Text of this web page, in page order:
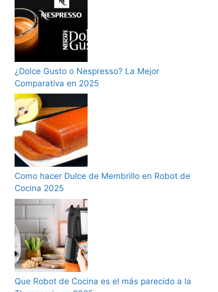
¿Dolce Gusto o Nespresso? La Mejor
Comparativa en 2025
Como hacer Dulce de Membrillo en Robot de
Cocina 2025
Que Robot de Cocina es el más parecido a la